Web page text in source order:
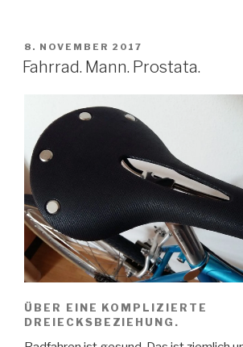
das
Herz
VERÖFFENTLICHT
AM
8. NOVEMBER 2017
Fahrrad. Mann. Prostata.
ÜBER EINE KOMPLIZIERTE
DREIECKSBEZIEHUNG.